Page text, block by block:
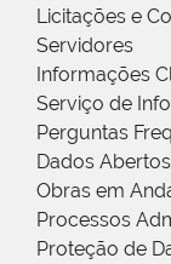
Licitações e
Servidores
Informações
Serviço de
Perguntas
Dados Abertos
Obras em
Processos
Proteção de